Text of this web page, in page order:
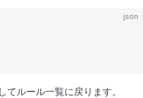
json
てルール一覧に戻ります。